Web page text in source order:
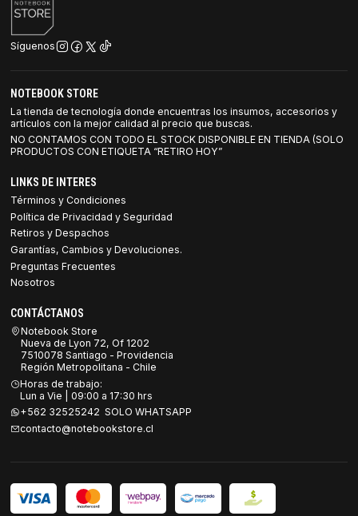
Síguenos
NOTEBOOK STORE
La tienda de tecnología donde encuentras los insumos, accesorios y
artículos con la mejor calidad al precio que buscas.
NO CONTAMOS CON TODO EL STOCK DISPONIBLE EN TIENDA (SOLO
PRODUCTOS CON ETIQUETA “RETIRO HOY”
LINKS DE INTERES
Términos y Condiciones
Política de Privacidad y Seguridad
Retiros y Despachos
Garantías, Cambios y Devoluciones.
Preguntas Frecuentes
Nosotros
CONTÁCTANOS
Notebook Store
Nueva de Lyon 72, Of 1202
7510078 Santiago - Providencia
Región Metropolitana - Chile
Horas de trabajo:
Lun a Vie | 09:00 a 17:30 hrs
+562 32525242 SOLO WHATSAPP
contacto@notebookstore.cl